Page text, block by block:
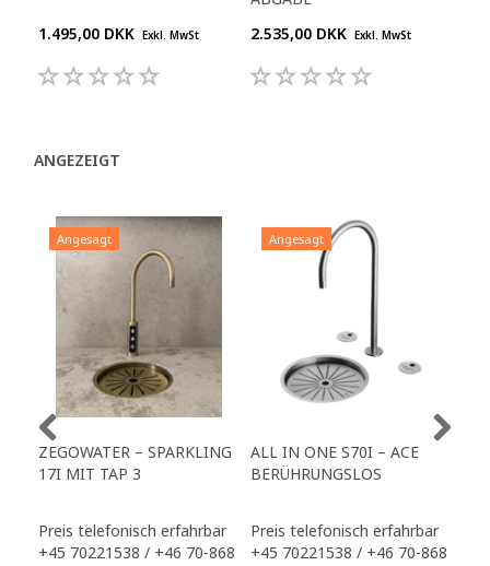
1.495,00 DKK Exkl. MwSt
2.535,00 DKK Exkl. MwSt
ANGEZEIGT
Angesagt
ZEGOWATER – SPARKLING
17I MIT TAP 3
Preis telefonisch erfahrbar
+45 70221538 / +46 70-868
Angesagt
ALL IN ONE S70I – ACE
BERÜHRUNGSLOS
Preis telefonisch erfahrbar
+45 70221538 / +46 70-868